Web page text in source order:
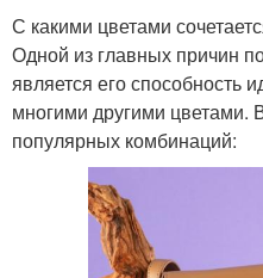
С какими цветами
Одной из главных причин
является его способность
многими другими цветами.
популярных комбинаций: